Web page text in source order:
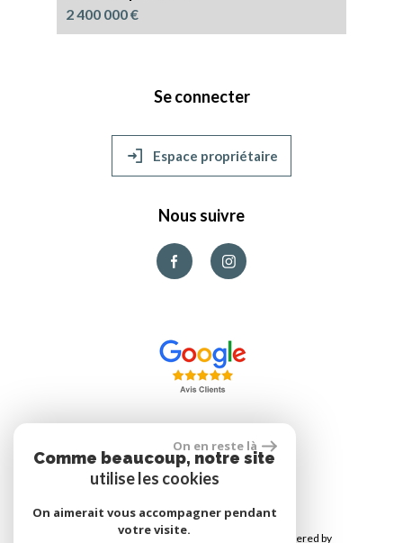
2 400 000 €
Se connecter
Espace propriétaire
Nous suivre
réalisé par
© 2026 | Tous droits réservés | Traduction powered by
On en reste là
Comme beaucoup, notre site
utilise les cookies
On aimerait vous accompagner pendant
votre visite.